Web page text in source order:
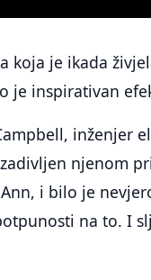
koja je ikada
je inspirativan
inženjer
njenom
i bilo je
na to. I